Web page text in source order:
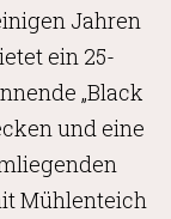
Jahren
ein 25-
„Black
und eine
Mühlenteich